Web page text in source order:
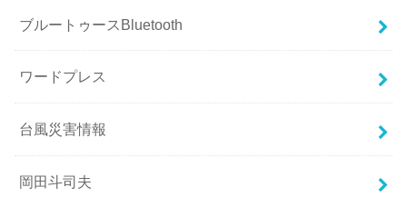
ブルートゥースBluetooth
ワードプレス
台風災害情報
岡田斗司夫